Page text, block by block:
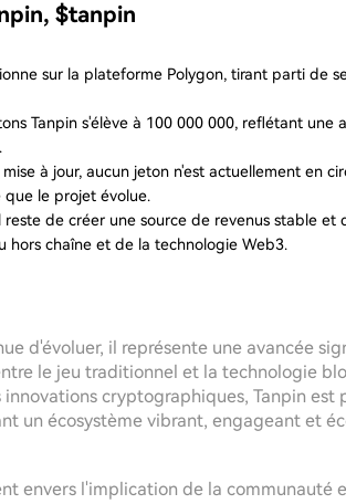
$tanpin
sur la plateforme Polygon, tirant parti de
Tanpin s'élève à 100 000 000, reflétant
mise à jour, aucun jeton n'est actuellement en
que le projet évolue.
de créer une source de revenus stable et
hors chaîne et de la technologie Web3.
d'évoluer, il représente une avancée
le jeu traditionnel et la technologie
cryptographiques, Tanpin
un écosystème vibrant, engageant et
envers l'implication de la communauté